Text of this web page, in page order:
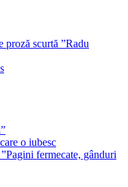
proză scurtă ”Radu
o iubesc
fermecate, gânduri